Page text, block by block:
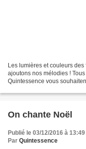
Les lumières et couleurs
ajoutons nos mélodies !
Quintessence vous
On chante Noël
Publié le 03/12/2016 à 13:49
Par Quintessence